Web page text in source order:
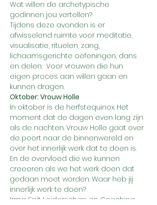
Wat willen de archetypische
godinnen jou vertellen?
Tijdens deze avonden is er
afwisselend ruimte voor meditatie,
visualisatie, rituelen, zang,
lichaamsgerichte oefeningen, dans
en delen.  Voor vrouwen die hun
eigen proces aan willen gaan en
kunnen dragen.
Oktober: Vrouw Holle
In oktober is de herfstequinox. Het
moment dat de dagen even lang zijn
als de nachten. Vrouw Holle gaat over
de poort naar de binnenwereld en
over het innerlijk werk dat te doen is.
En de overvloed die we kunnen
creeeren als we het werk doen dat
gedaan moet worden. Waar heb jij
innerlijk werk te doen?
Irma Spit Leiderschap en Coaching